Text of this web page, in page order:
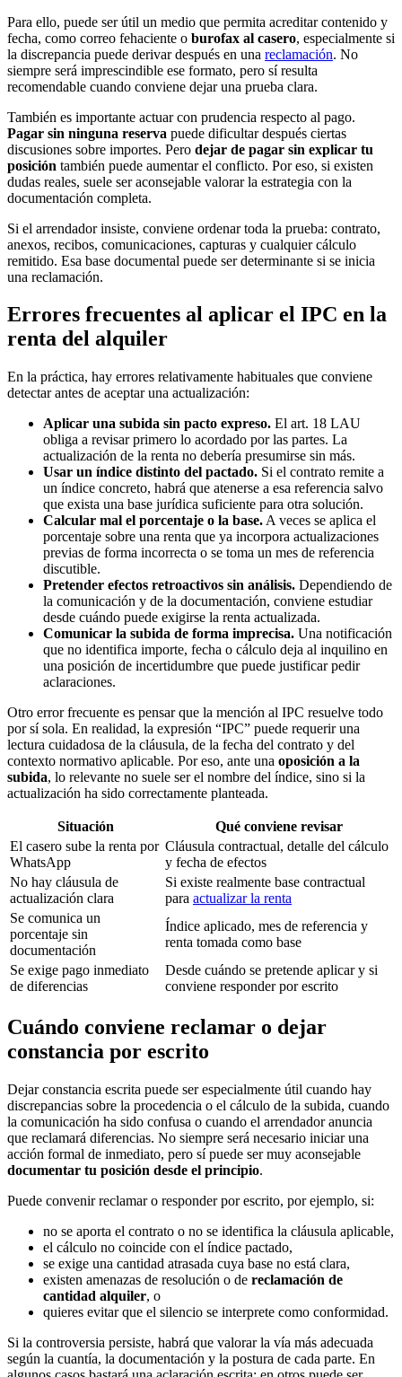
Para ello, puede ser útil un medio que permita acreditar contenido y
fecha, como correo fehaciente o burofax al casero, especialmente si
la discrepancia puede derivar después en una reclamación. No
siempre será imprescindible ese formato, pero sí resulta
recomendable cuando conviene dejar una prueba clara.
También es importante actuar con prudencia respecto al pago.
Pagar sin ninguna reserva puede dificultar después ciertas
discusiones sobre importes. Pero dejar de pagar sin explicar tu
posición también puede aumentar el conflicto. Por eso, si existen
dudas reales, suele ser aconsejable valorar la estrategia con la
documentación completa.
Si el arrendador insiste, conviene ordenar toda la prueba: contrato,
anexos, recibos, comunicaciones, capturas y cualquier cálculo
remitido. Esa base documental puede ser determinante si se inicia
una reclamación.
Errores frecuentes al aplicar el IPC en la
renta del alquiler
En la práctica, hay errores relativamente habituales que conviene
detectar antes de aceptar una actualización:
Aplicar una subida sin pacto expreso. El art. 18 LAU
obliga a revisar primero lo acordado por las partes. La
actualización de la renta no debería presumirse sin más.
Usar un índice distinto del pactado. Si el contrato remite a
un índice concreto, habrá que atenerse a esa referencia salvo
que exista una base jurídica suficiente para otra solución.
Calcular mal el porcentaje o la base. A veces se aplica el
porcentaje sobre una renta que ya incorpora actualizaciones
previas de forma incorrecta o se toma un mes de referencia
discutible.
Pretender efectos retroactivos sin análisis. Dependiendo de
la comunicación y de la documentación, conviene estudiar
desde cuándo puede exigirse la renta actualizada.
Comunicar la subida de forma imprecisa. Una notificación
que no identifica importe, fecha o cálculo deja al inquilino en
una posición de incertidumbre que puede justificar pedir
aclaraciones.
Otro error frecuente es pensar que la mención al IPC resuelve todo
por sí sola. En realidad, la expresión “IPC” puede requerir una
lectura cuidadosa de la cláusula, de la fecha del contrato y del
contexto normativo aplicable. Por eso, ante una oposición a la
subida, lo relevante no suele ser el nombre del índice, sino si la
actualización ha sido correctamente planteada.
Situación
Qué conviene revisar
El casero sube la renta por
WhatsApp
Cláusula contractual, detalle del cálculo
y fecha de efectos
No hay cláusula de
actualización clara
Si existe realmente base contractual
para actualizar la renta
Se comunica un
porcentaje sin
documentación
Índice aplicado, mes de referencia y
renta tomada como base
Se exige pago inmediato
de diferencias
Desde cuándo se pretende aplicar y si
conviene responder por escrito
Cuándo conviene reclamar o dejar
constancia por escrito
Dejar constancia escrita puede ser especialmente útil cuando hay
discrepancias sobre la procedencia o el cálculo de la subida, cuando
la comunicación ha sido confusa o cuando el arrendador anuncia
que reclamará diferencias. No siempre será necesario iniciar una
acción formal de inmediato, pero sí puede ser muy aconsejable
documentar tu posición desde el principio.
Puede convenir reclamar o responder por escrito, por ejemplo, si:
no se aporta el contrato o no se identifica la cláusula aplicable,
el cálculo no coincide con el índice pactado,
se exige una cantidad atrasada cuya base no está clara,
existen amenazas de resolución o de reclamación de
cantidad alquiler, o
quieres evitar que el silencio se interprete como conformidad.
Si la controversia persiste, habrá que valorar la vía más adecuada
según la cuantía, la documentación y la postura de cada parte. En